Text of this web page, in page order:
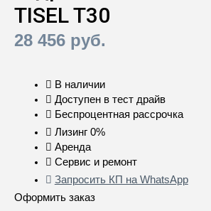
TISEL T30
28 456 руб.
В наличии
Доступен в тест драйв
Беспроцентная рассрочка
Лизинг 0%
Аренда
Сервис и ремонт
Запросить КП на WhatsApp
Оформить заказ